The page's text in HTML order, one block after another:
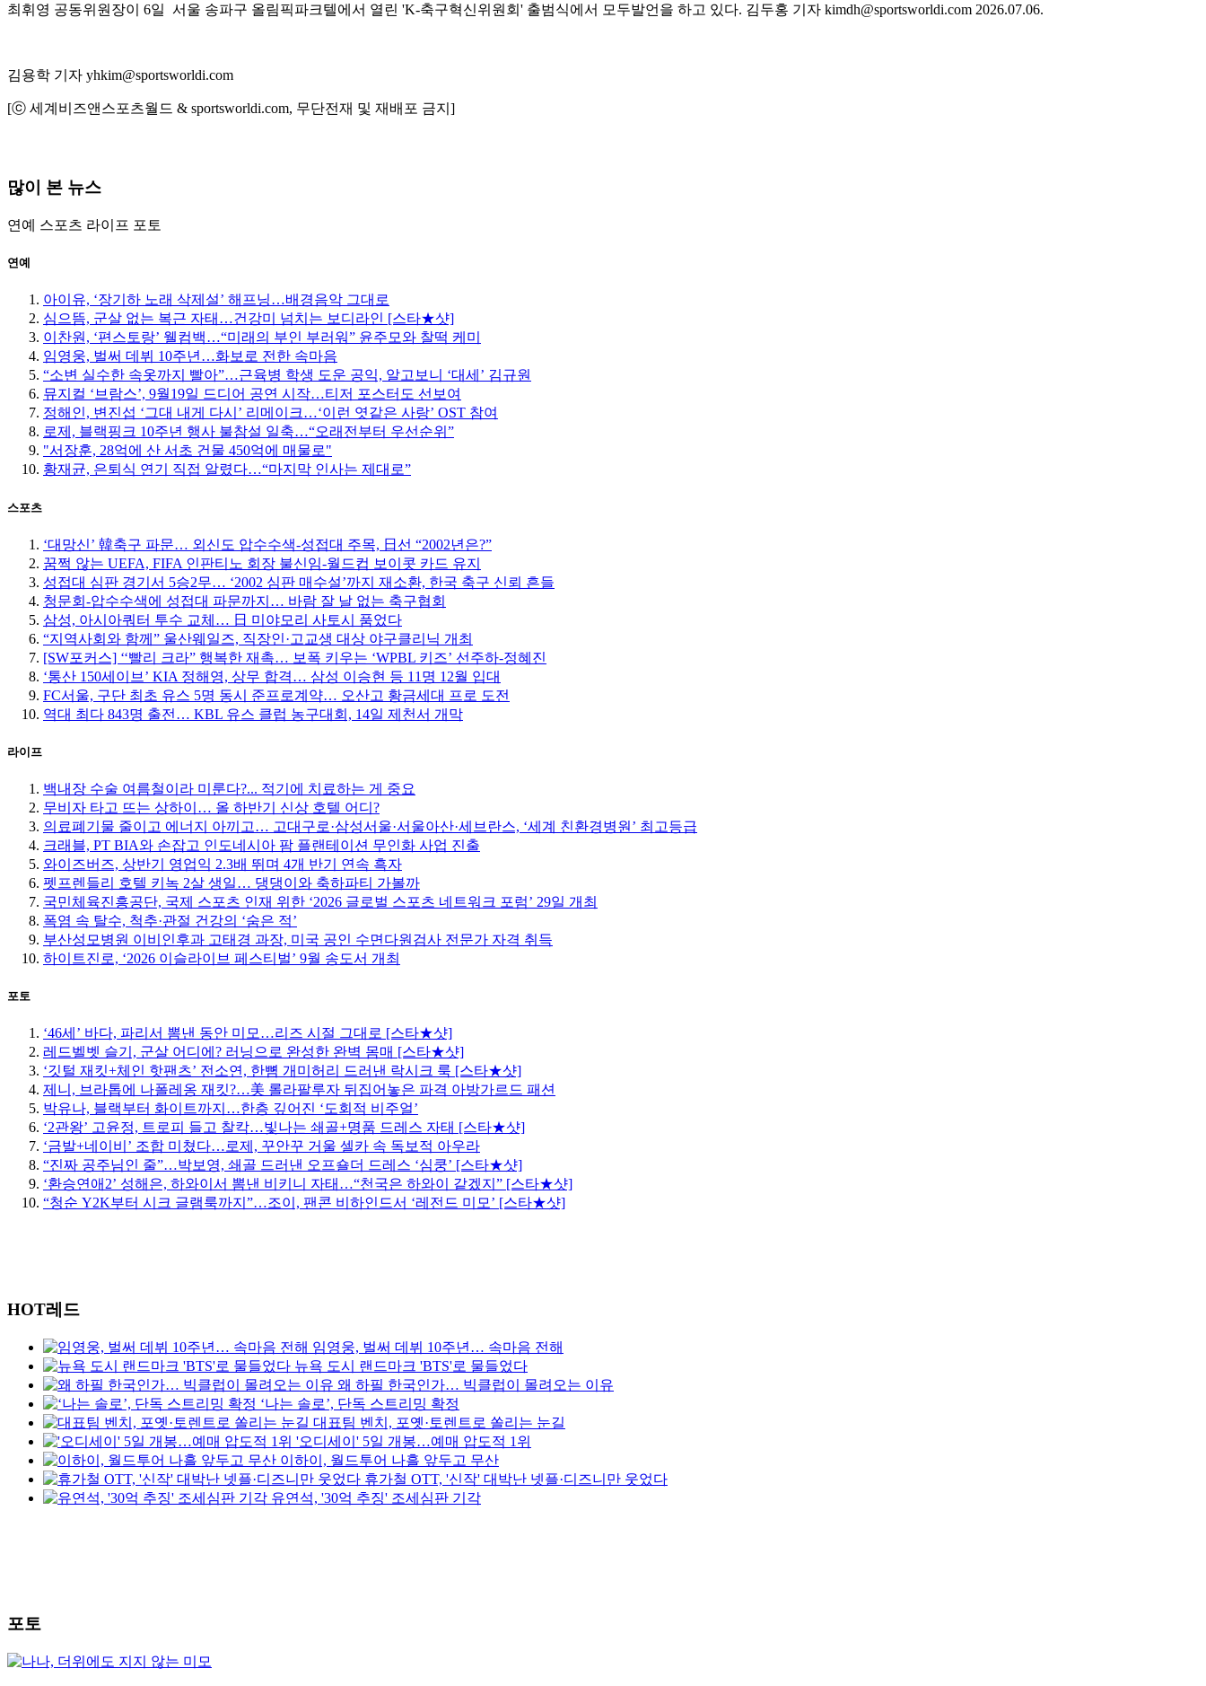
최휘영 공동위원장이 6일 서울 송파구 올림픽파크텔에서 열린 'K-축구혁신위원회' 출범식에서 모두발언을 하고 있다. 김두홍 기자 kimdh@sportsworldi.com 2026.07.06.
김용학 기자 yhkim@sportsworldi.com
[ⓒ 세계비즈앤스포츠월드 & sportsworldi.com, 무단전재 및 재배포 금지]
많이 본 뉴스
연예 스포츠 라이프 포토
연예
아이유, ‘장기하 노래 삭제설’ 해프닝…배경음악 그대로
심으뜸, 군살 없는 복근 자태…건강미 넘치는 보디라인 [스타★샷]
이찬원, ‘편스토랑’ 웰컴백…“미래의 부인 부러워” 윤주모와 찰떡 케미
임영웅, 벌써 데뷔 10주년…화보로 전한 속마음
“소변 실수한 속옷까지 빨아”…근육병 학생 도운 공익, 알고보니 ‘대세’ 김규원
뮤지컬 ‘브람스’, 9월19일 드디어 공연 시작…티저 포스터도 선보여
정해인, 변진섭 ‘그대 내게 다시’ 리메이크…‘이런 엿같은 사랑’ OST 참여
로제, 블랙핑크 10주년 행사 불참설 일축…“오래전부터 우선순위”
"서장훈, 28억에 산 서초 건물 450억에 매물로"
황재균, 은퇴식 연기 직접 알렸다…“마지막 인사는 제대로”
스포츠
‘대망신’ 韓축구 파문… 외신도 압수수색-성접대 주목, 日선 “2002년은?”
꿈쩍 않는 UEFA, FIFA 인판티노 회장 불신임-월드컵 보이콧 카드 유지
성접대 심판 경기서 5승2무… ‘2002 심판 매수설’까지 재소환, 한국 축구 신뢰 흔들
청문회-압수수색에 성접대 파문까지… 바람 잘 날 없는 축구협회
삼성, 아시아쿼터 투수 교체… 日 미야모리 사토시 품었다
“지역사회와 함께” 울산웨일즈, 직장인·고교생 대상 야구클리닉 개최
[SW포커스] ‘‘빨리 크라” 행복한 재촉… 보폭 키우는 ‘WPBL 키즈’ 선주하-정혜진
‘통산 150세이브’ KIA 정해영, 상무 합격… 삼성 이승현 등 11명 12월 입대
FC서울, 구단 최초 유스 5명 동시 준프로계약… 오산고 황금세대 프로 도전
역대 최다 843명 출전… KBL 유스 클럽 농구대회, 14일 제천서 개막
라이프
백내장 수술 여름철이라 미룬다?... 적기에 치료하는 게 중요
무비자 타고 뜨는 상하이… 올 하반기 신상 호텔 어디?
의료폐기물 줄이고 에너지 아끼고… 고대구로·삼성서울·서울아산·세브란스, ‘세계 친환경병원’ 최고등급
크래블, PT BIA와 손잡고 인도네시아 팜 플랜테이션 무인화 사업 진출
와이즈버즈, 상반기 영업익 2.3배 뛰며 4개 반기 연속 흑자
펫프렌들리 호텔 키녹 2살 생일… 댕댕이와 축하파티 가볼까
국민체육진흥공단, 국제 스포츠 인재 위한 ‘2026 글로벌 스포츠 네트워크 포럼’ 29일 개최
폭염 속 탈수, 척추·관절 건강의 ‘숨은 적’
부산성모병원 이비인후과 고태경 과장, 미국 공인 수면다원검사 전문가 자격 취득
하이트진로, ‘2026 이슬라이브 페스티벌’ 9월 송도서 개최
포토
‘46세’ 바다, 파리서 뽐낸 동안 미모…리즈 시절 그대로 [스타★샷]
레드벨벳 슬기, 군살 어디에? 러닝으로 완성한 완벽 몸매 [스타★샷]
‘깃털 재킷+체인 핫팬츠’ 전소연, 한뼘 개미허리 드러낸 락시크 룩 [스타★샷]
제니, 브라톱에 나폴레옹 재킷?…美 롤라팔루자 뒤집어놓은 파격 아방가르드 패션
박유나, 블랙부터 화이트까지…한층 깊어진 ‘도회적 비주얼’
‘2관왕’ 고윤정, 트로피 들고 찰칵…빛나는 쇄골+명품 드레스 자태 [스타★샷]
‘금발+네이비’ 조합 미쳤다…로제, 꾸안꾸 거울 셀카 속 독보적 아우라
“진짜 공주님인 줄”…박보영, 쇄골 드러낸 오프숄더 드레스 ‘심쿵’ [스타★샷]
‘환승연애2’ 성해은, 하와이서 뽐낸 비키니 자태…“천국은 하와이 같겠지” [스타★샷]
“청순 Y2K부터 시크 글램룩까지”…조이, 팬콘 비하인드서 ‘레전드 미모’ [스타★샷]
HOT레드
임영웅, 벌써 데뷔 10주년… 속마음 전해
뉴욕 도시 랜드마크 'BTS'로 물들었다
왜 하필 한국인가… 빅클럽이 몰려오는 이유
‘나는 솔로’, 단독 스트리밍 확정
대표팀 벤치, 포옛·토렌트로 쏠리는 눈길
'오디세이' 5일 개봉…예매 압도적 1위
이하이, 월드투어 나흘 앞두고 무산
휴가철 OTT, '신작' 대박난 넷플·디즈니만 웃었다
유연석, '30억 추징' 조세심판 기각
포토